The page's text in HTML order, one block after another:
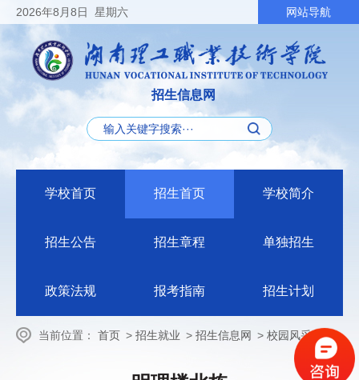
2026年8月8日 星期六 网站导航
招生信息网
学校首页 招生首页 学校简介
招生公告 招生章程 单独招生
政策法规 报考指南 招生计划
当前位置： 首页 > 招生就业 > 招生信息网 > 校园风采